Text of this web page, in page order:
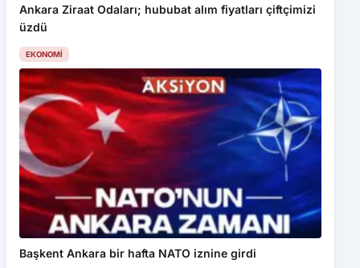
Ankara Ziraat Odaları; hububat alım fiyatları çiftçimizi
üzdü
EKONOMI
Başkent Ankara bir hafta NATO iznine girdi